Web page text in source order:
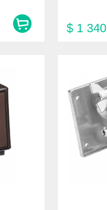
$1 340